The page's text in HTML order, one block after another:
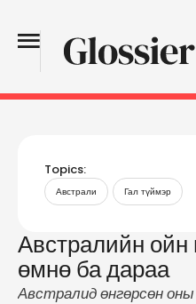
Topics:
Австрали Гал түймэр
Австралийн ойн
өмнө ба дараа
Австралид өнгөрсөн оны